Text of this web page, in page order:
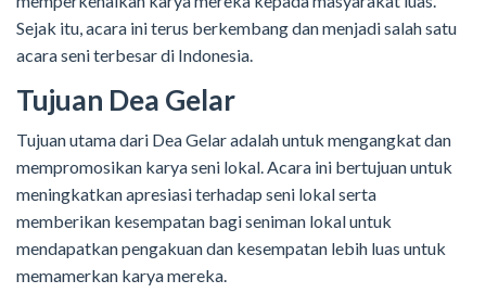
Sejak itu, acara ini terus berkembang dan menjadi salah satu
acara seni terbesar di Indonesia.
Tujuan Dea Gelar
Tujuan utama dari Dea Gelar adalah untuk mengangkat dan
mempromosikan karya seni lokal. Acara ini bertujuan untuk
meningkatkan apresiasi terhadap seni lokal serta
memberikan kesempatan bagi seniman lokal untuk
mendapatkan pengakuan dan kesempatan lebih luas untuk
memamerkan karya mereka.